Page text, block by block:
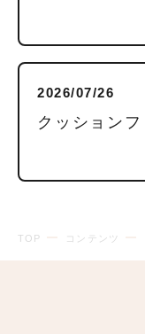
2026/07/26
TOP コンテンツ